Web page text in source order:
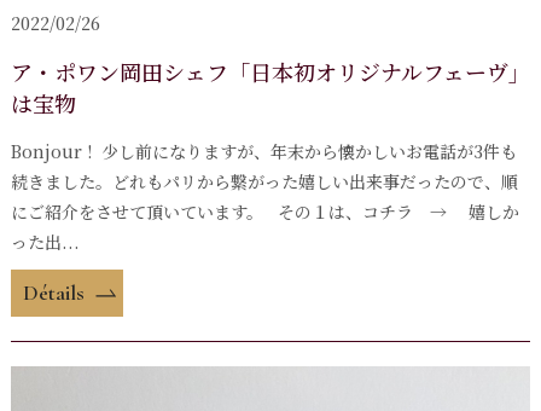
2022/02/26
ア・ポワン岡田シェフ「日本初オリジナルフェーヴ」
は宝物
Bonjour ! 少し前になりますが、年末から懐かしいお電話が3件も
続きました。どれもパリから繋がった嬉しい出来事だったので、順
にご紹介をさせて頂いています。 その１は、コチラ → 嬉しか
った出...
Détails